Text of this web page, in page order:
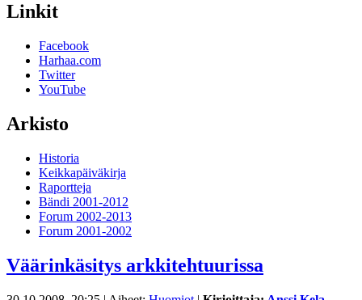
Linkit
Facebook
Harhaa.com
Twitter
YouTube
Arkisto
Historia
Keikkapäiväkirja
Raportteja
Bändi 2001-2012
Forum 2002-2013
Forum 2001-2002
Väärinkäsitys arkkitehtuurissa